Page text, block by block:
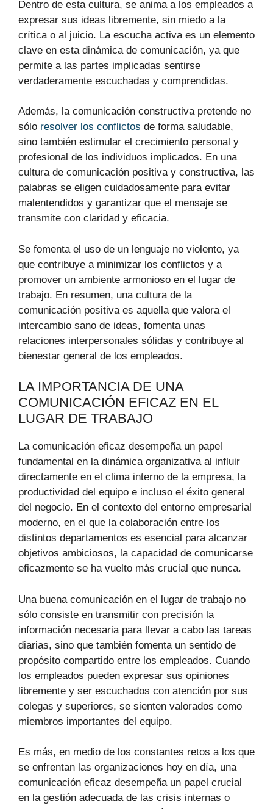
Dentro de esta cultura, se anima a los empleados a
expresar sus ideas libremente, sin miedo a la
crítica o al juicio. La escucha activa es un elemento
clave en esta dinámica de comunicación, ya que
permite a las partes implicadas sentirse
verdaderamente escuchadas y comprendidas.
Además, la comunicación constructiva pretende no
sólo resolver los conflictos de forma saludable,
sino también estimular el crecimiento personal y
profesional de los individuos implicados. En una
cultura de comunicación positiva y constructiva, las
palabras se eligen cuidadosamente para evitar
malentendidos y garantizar que el mensaje se
transmite con claridad y eficacia.
Se fomenta el uso de un lenguaje no violento, ya
que contribuye a minimizar los conflictos y a
promover un ambiente armonioso en el lugar de
trabajo. En resumen, una cultura de la
comunicación positiva es aquella que valora el
intercambio sano de ideas, fomenta unas
relaciones interpersonales sólidas y contribuye al
bienestar general de los empleados.
LA IMPORTANCIA DE UNA
COMUNICACIÓN EFICAZ EN EL
LUGAR DE TRABAJO
La comunicación eficaz desempeña un papel
fundamental en la dinámica organizativa al influir
directamente en el clima interno de la empresa, la
productividad del equipo e incluso el éxito general
del negocio. En el contexto del entorno empresarial
moderno, en el que la colaboración entre los
distintos departamentos es esencial para alcanzar
objetivos ambiciosos, la capacidad de comunicarse
eficazmente se ha vuelto más crucial que nunca.
Una buena comunicación en el lugar de trabajo no
sólo consiste en transmitir con precisión la
información necesaria para llevar a cabo las tareas
diarias, sino que también fomenta un sentido de
propósito compartido entre los empleados. Cuando
los empleados pueden expresar sus opiniones
libremente y ser escuchados con atención por sus
colegas y superiores, se sienten valorados como
miembros importantes del equipo.
Es más, en medio de los constantes retos a los que
se enfrentan las organizaciones hoy en día, una
comunicación eficaz desempeña un papel crucial
en la gestión adecuada de las crisis internas o